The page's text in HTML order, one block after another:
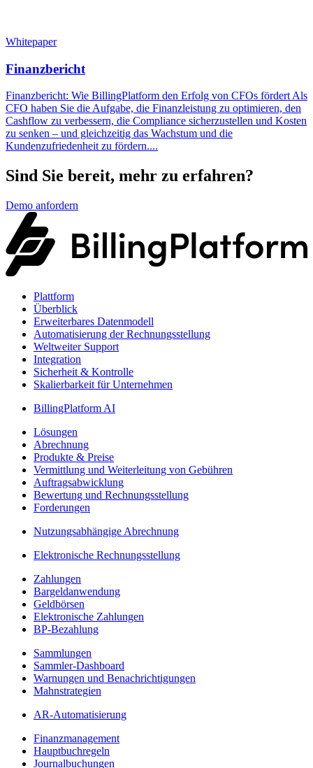
Whitepaper
Finanzbericht
Finanzbericht: Wie BillingPlatform den Erfolg von CFOs fördert Als
CFO haben Sie die Aufgabe, die Finanzleistung zu optimieren, den
Cashflow zu verbessern, die Compliance sicherzustellen und Kosten
zu senken – und gleichzeitig das Wachstum und die
Kundenzufriedenheit zu fördern....
Sind Sie bereit, mehr zu erfahren?
Demo anfordern
Plattform
Überblick
Erweiterbares Datenmodell
Automatisierung der Rechnungsstellung
Weltweiter Support
Integration
Sicherheit & Kontrolle
Skalierbarkeit für Unternehmen
BillingPlatform AI
Lösungen
Abrechnung
Produkte & Preise
Vermittlung und Weiterleitung von Gebühren
Auftragsabwicklung
Bewertung und Rechnungsstellung
Forderungen
Nutzungsabhängige Abrechnung
Elektronische Rechnungsstellung
Zahlungen
Bargeldanwendung
Geldbörsen
Elektronische Zahlungen
BP-Bezahlung
Sammlungen
Sammler-Dashboard
Warnungen und Benachrichtigungen
Mahnstrategien
AR-Automatisierung
Finanzmanagement
Hauptbuchregeln
Journalbuchungen